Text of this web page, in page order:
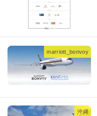
marriott_bonvoy
沖縄